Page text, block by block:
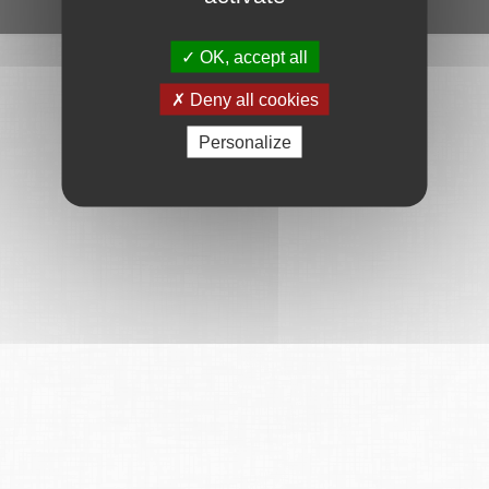
OK, accept all
Deny all cookies
Personalize
Ce service est proposé par